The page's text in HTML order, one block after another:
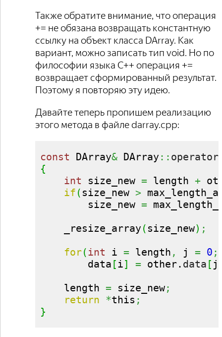
Также обратите внимание, что операция
+= не обязана возвращать константную
ссылку на объект класса DArray. Как
вариант, можно записать тип void. Но по
философии языка C++ операция +=
возвращает сформированный результат.
Поэтому я повторяю эту идею.
Давайте теперь пропишем реализацию
этого метода в файле darray.cpp:
const DArray& DArray :: operator
{
int size_new = length +
if ( size_new >
size_new =
_resize_array ( size_new) ;
for(int i = length , j = 0 ;
data [i] = other. data [ j
length = size_new;
return *this ;
}